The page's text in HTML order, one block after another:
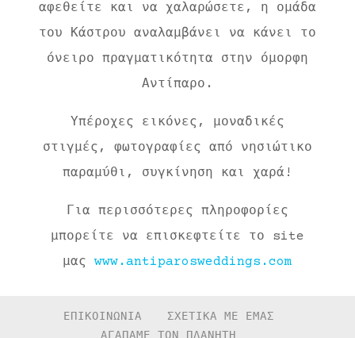
αφεθείτε και να χαλαρώσετε, η ομάδα
του Κάστρου αναλαμβάνει να κάνει το
όνειρο πραγματικότητα στην όμορφη
Αντίπαρο.
Υπέροχες εικόνες, μοναδικές
στιγμές, φωτογραφίες από νησιώτικο
παραμύθι, συγκίνηση και χαρά!
Για περισσότερες πληροφορίες
μπορείτε να επισκεφτείτε το site
μας www.antiparosweddings.com
ΕΠΙΚΟΙΝΩΝΙΑ
ΣΧΕΤΙΚΑ ΜΕ ΕΜΑΣ